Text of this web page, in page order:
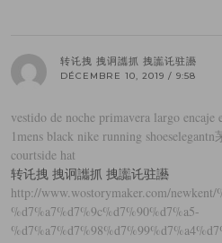
转讬拽 拽诇讗抓 拽讟讬驻讛
DÉCEMBRE 10, 2019 / 9:58
vestido de noche primavera largo encaje
1mens black nike running shoeselegantn
courtside hat
转讬拽 拽诇讗抓 拽讟讬驻讛
http://www.wostorymaker.com/newkent/
%d7%a7%d7%9c%d7%90%d7%a5-